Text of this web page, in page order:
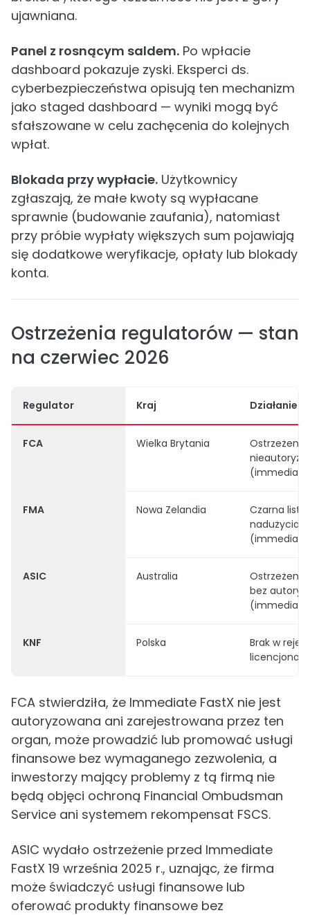
ujawniana.
Panel z rosnącym saldem. Po wpłacie
dashboard pokazuje zyski. Eksperci ds.
cyberbezpieczeństwa opisują ten mechanizm
jako staged dashboard — wyniki mogą być
sfałszowane w celu zachęcenia do kolejnych
wpłat.
Blokada przy wypłacie. Użytkownicy
zgłaszają, że małe kwoty są wypłacane
sprawnie (budowanie zaufania), natomiast
przy próbie wypłaty większych sum pojawiają
się dodatkowe weryfikacje, opłaty lub blokady
konta.
Ostrzeżenia regulatorów — stan
na czerwiec 2026
Regulator Kraj Działanie
FCA Wielka Brytania
FMA Nowa Zelandia
Czarna
nadużycia
ASIC Australia
bez
KNF Polska
Brak w
FCA stwierdziła, że Immediate FastX nie jest
autoryzowana ani zarejestrowana przez ten
organ, może prowadzić lub promować usługi
finansowe bez wymaganego zezwolenia, a
inwestorzy mający problemy z tą firmą nie
będą objęci ochroną Financial Ombudsman
Service ani systemem rekompensat FSCS.
ASIC wydało ostrzeżenie przed Immediate
FastX 19 września 2025 r., uznając, że firma
może świadczyć usługi finansowe lub
oferować produkty finansowe bez